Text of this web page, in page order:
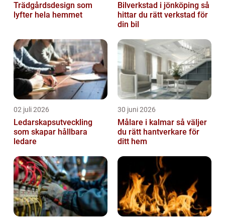
Trädgårdsdesign som
lyfter hela hemmet
Bilverkstad i jönköping så
hittar du rätt verkstad för
din bil
02 juli 2026
Ledarskapsutveckling
som skapar hållbara
ledare
30 juni 2026
Målare i kalmar så väljer
du rätt hantverkare för
ditt hem